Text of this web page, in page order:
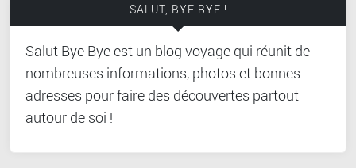
SALUT, BYE BYE !
Salut Bye Bye est un blog voyage qui réunit de
nombreuses informations, photos et bonnes
adresses pour faire des découvertes partout
autour de soi !